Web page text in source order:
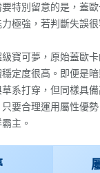
特別留意的是，蓋
極強，若判斷失誤很
寶可夢，原始蓋歐
定度很高。即便是
系打穿，但同樣具
要合理運用屬性優
主。